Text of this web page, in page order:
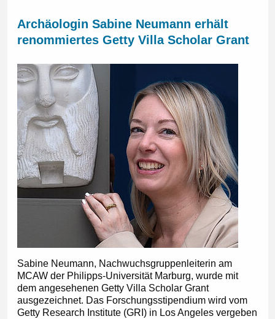
Archäologin Sabine Neumann erhält
renommiertes Getty Villa Scholar Grant
Sabine Neumann, Nachwuchsgruppenleiterin am
MCAW der Philipps-Universität Marburg, wurde mit
dem angesehenen Getty Villa Scholar Grant
ausgezeichnet. Das Forschungsstipendium wird vom
Getty Research Institute (GRI) in Los Angeles vergeben